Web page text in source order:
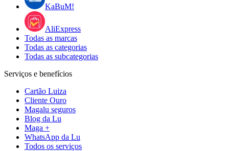
KaBuM!
AliExpress
Todas as marcas
Todas as categorias
Todas as subcategorias
Serviços e benefícios
Cartão Luiza
Cliente Ouro
Magalu seguros
Blog da Lu
Maga +
WhatsApp da Lu
Todos os serviços